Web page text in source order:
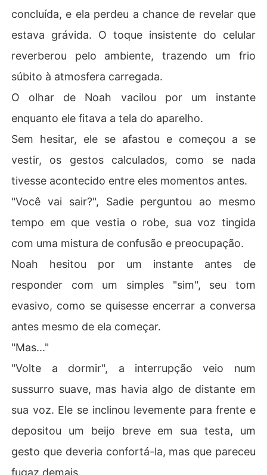
concluída, e ela perdeu a chance de revelar que
estava grávida. O toque insistente do celular
reverberou pelo ambiente, trazendo um frio
súbito à atmosfera carregada.
O olhar de Noah vacilou por um instante
enquanto ele fitava a tela do aparelho.
Sem hesitar, ele se afastou e começou a se
vestir, os gestos calculados, como se nada
tivesse acontecido entre eles momentos antes.
"Você vai sair?", Sadie perguntou ao mesmo
tempo em que vestia o robe, sua voz tingida
com uma mistura de confusão e preocupação.
Noah hesitou por um instante antes de
responder com um simples "sim", seu tom
evasivo, como se quisesse encerrar a conversa
antes mesmo de ela começar.
"Mas..."
"Volte a dormir", a interrupção veio num
sussurro suave, mas havia algo de distante em
sua voz. Ele se inclinou levemente para frente e
depositou um beijo breve em sua testa, um
gesto que deveria confortá-la, mas que pareceu
fugaz demais.